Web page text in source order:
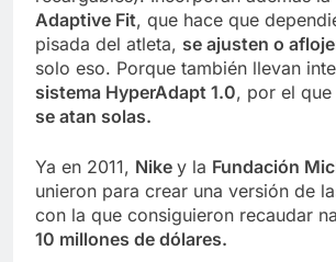
Adaptive Fit, que hace que
pisada del atleta, se ajusten o
solo eso. Porque también llevan
sistema HyperAdapt 1.0, por el que
se atan solas.
Ya en 2011, Nike y la Fundación
unieron para crear una versión de
con la que consiguieron recaudar
10 millones de dólares.